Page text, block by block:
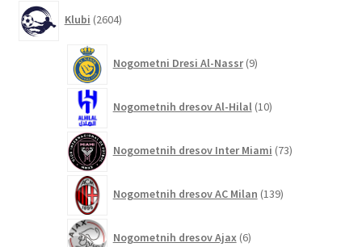
Klubi 2604izdelki
Nogometni Dresi Al-Nassr 9izdelkov
Nogometnih dresov Al-Hilal 10izdelkov
Nogometnih dresov Inter Miami 73izdelkov
Nogometnih dresov AC Milan 139izdelkov
Nogometnih dresov Ajax 6